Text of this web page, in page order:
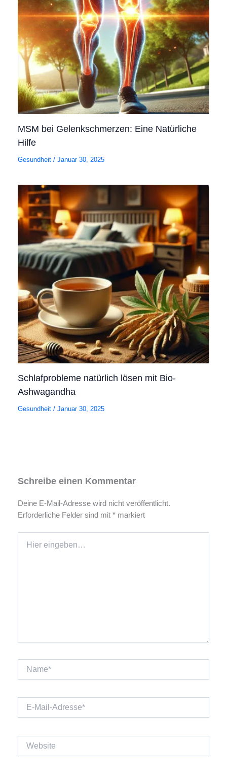
MSM bei Gelenkschmerzen: Eine Natürliche
Hilfe
Gesundheit/ Januar 30, 2025
Schlafprobleme natürlich lösen mit Bio-
Ashwagandha
Gesundheit/ Januar 30, 2025
Schreibe einen Kommentar
Deine E-Mail-Adresse wird nicht veröffentlicht.
Erforderliche Felder sind mit *markiert
eingeben…
Mail-